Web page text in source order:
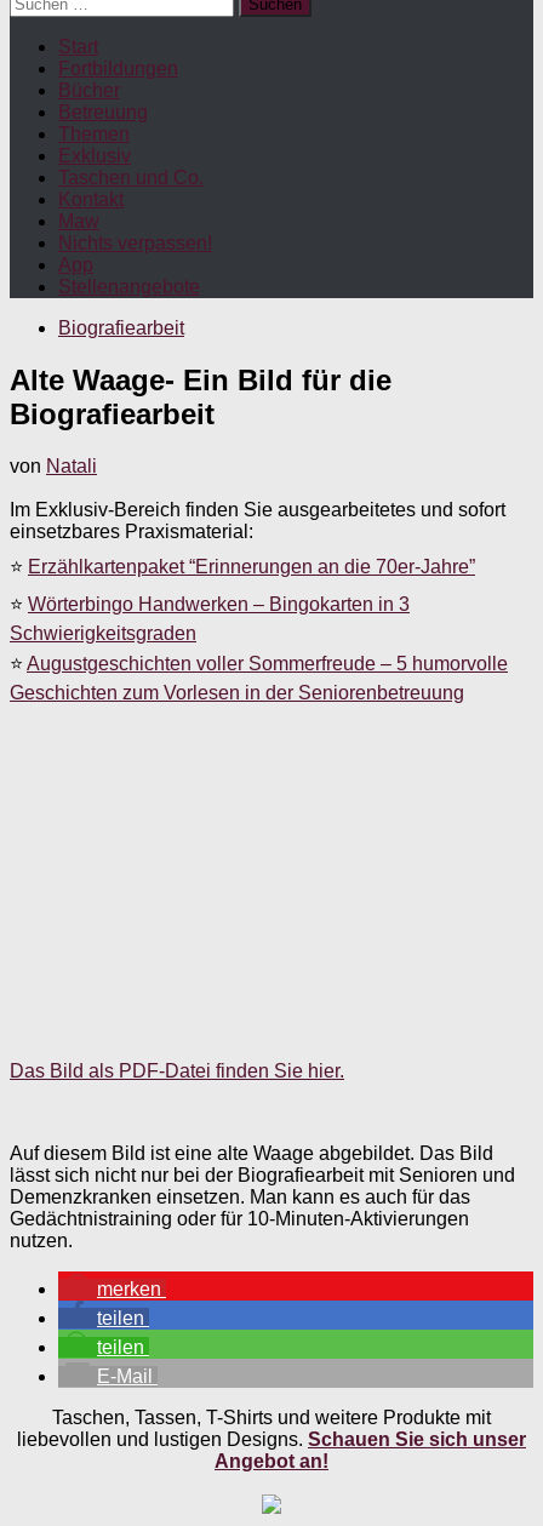
nach:
Start
Fortbildungen
Bücher
Betreuung
Themen
Exklusiv
Taschen und Co.
Kontakt
Maw
Nichts verpassen!
App
Stellenangebote
Biografiearbeit
Alte Waage- Ein Bild für die
Biografiearbeit
von Natali
Im Exklusiv-Bereich finden Sie ausgearbeitetes und sofort
einsetzbares Praxismaterial:
⭐ Erzählkartenpaket “Erinnerungen an die 70er-Jahre”
⭐ Wörterbingo Handwerken – Bingokarten in 3
Schwierigkeitsgraden
⭐ Augustgeschichten voller Sommerfreude – 5 humorvolle
Geschichten zum Vorlesen in der Seniorenbetreuung
Das Bild als PDF-Datei finden Sie hier.
Auf diesem Bild ist eine alte Waage abgebildet. Das Bild
lässt sich nicht nur bei der Biografiearbeit mit Senioren und
Demenzkranken einsetzen. Man kann es auch für das
Gedächtnistraining oder für 10-Minuten-Aktivierungen
nutzen.
merken
teilen
teilen
E-Mail
Taschen, Tassen, T-Shirts und weitere Produkte mit
liebevollen und lustigen Designs. Schauen Sie sich unser
Angebot an!